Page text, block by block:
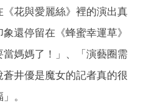
花與愛麗絲》裡的演出真
還停留在《蜂蜜幸運草》
媽媽了！」、「演藝圈需
井優是魔女的記者真的很
。